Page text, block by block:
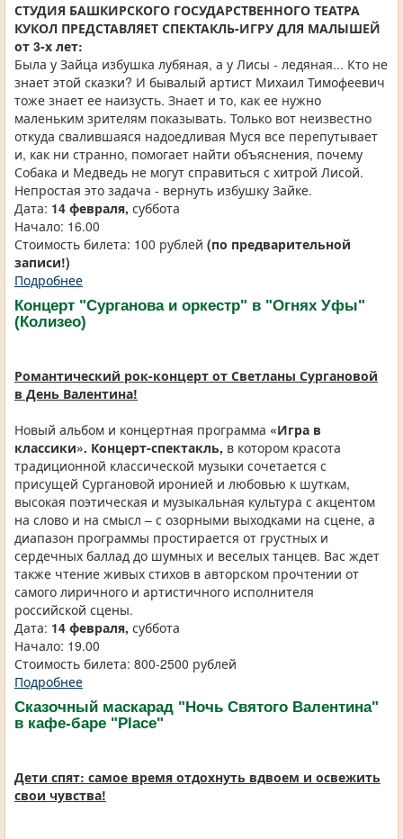
СТУДИЯ БАШКИРСКОГО ГОСУДАРСТВЕННОГО ТЕАТРА
КУКОЛ ПРЕДСТАВЛЯЕТ СПЕКТАКЛЬ-ИГРУ ДЛЯ МАЛЫШЕЙ
от 3-х лет:
Была у Зайца избушка лубяная, а у Лисы - ледяная... Кто не
знает этой сказки? И бывалый артист Михаил Тимофеевич
тоже знает ее наизусть. Знает и то, как ее нужно
маленьким зрителям показывать. Только вот неизвестно
откуда свалившаяся надоедливая Муся все перепутывает
и, как ни странно, помогает найти объяснения, почему
Собака и Медведь не могут справиться с хитрой Лисой.
Непростая это задача - вернуть избушку Зайке.
Дата: 14 февраля, суббота
Начало: 16.00
Стоимость билета: 100 рублей (по предварительной
записи!)
Подробнее
Концерт "Сурганова и оркестр" в "Огнях Уфы"
(Колизео)
Романтический рок-концерт от Светланы Сургановой
в День Валентина!
Новый альбом и концертная программа «Игра в
классики». Концерт-спектакль, в котором красота
традиционной классической музыки сочетается с
присущей Сургановой иронией и любовью к шуткам,
высокая поэтическая и музыкальная культура с акцентом
на слово и на смысл – с озорными выходками на сцене, а
диапазон программы простирается от грустных и
сердечных баллад до шумных и веселых танцев. Вас ждет
также чтение живых стихов в авторском прочтении от
самого лиричного и артистичного исполнителя
российской сцены.
Дата: 14 февраля, суббота
Начало: 19.00
Стоимость билета: 800-2500 рублей
Подробнее
Сказочный маскарад "Ночь Святого Валентина"
в кафе-баре "Place"
Дети спят: самое время отдохнуть вдвоем и освежить
свои чувства!